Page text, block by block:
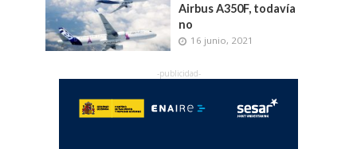
Airbus A350F, todavía
no
16 junio, 2021